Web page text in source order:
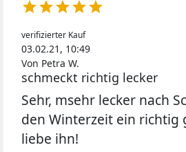

verifizierter Kauf
03.02.21, 10:49
Von Petra W.
schmeckt richtig lecker
Sehr, msehr lecker nach
den Winterzeit ein richtig
liebe ihn!